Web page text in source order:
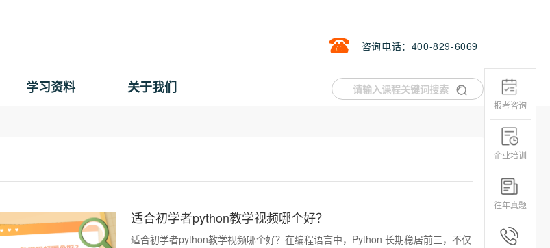
咨询电话：400-829-6069
学习资料 关于我们
适合初学者python教学视频哪个好？
适合初学者python教学视频哪个好？在编程语言中，Python 长期稳居前三，不仅
报考咨询
企业培训
往年真题